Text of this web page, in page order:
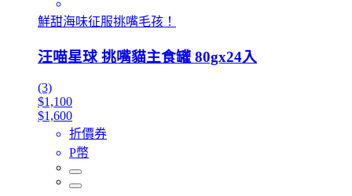
鮮甜海味征服挑嘴毛孩！
汪喵星球 挑嘴貓主食罐 80gx24入
(3)
$1,100
$1,600
折價券
P幣